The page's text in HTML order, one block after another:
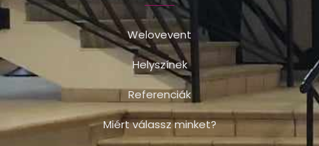
Welovevent
Helyszínek
Referenciák
Miért válassz minket?